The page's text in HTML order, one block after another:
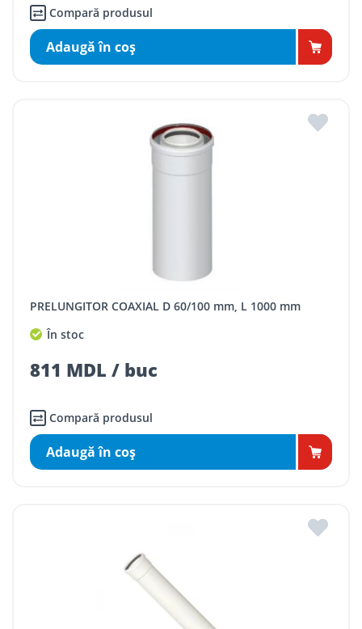
Compară produsul
Adaugă în coş
PRELUNGITOR COAXIAL D 60/100 mm, L 1000 mm
În stoc
811 MDL / buc
Compară produsul
Adaugă în coş